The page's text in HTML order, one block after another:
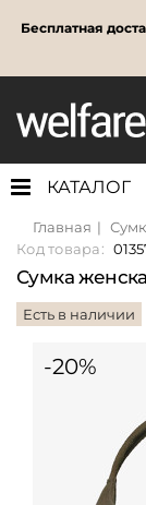
Бесплатная
КАТАЛОГ
Главная
Код товара:
Сумка
Есть в наличии
-20%